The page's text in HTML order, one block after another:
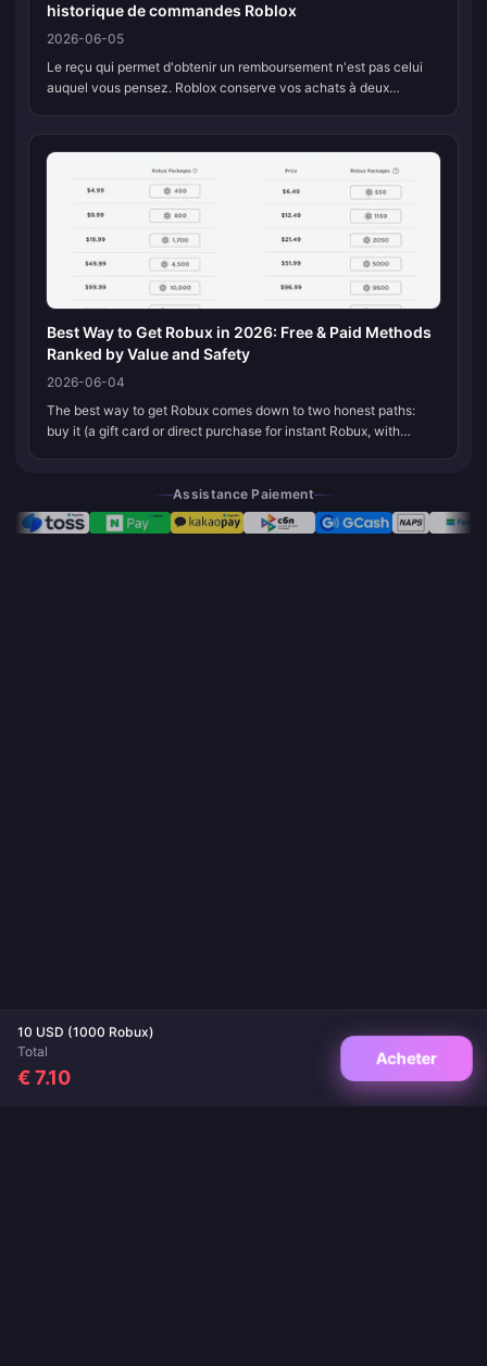
10 USD (1000 Robux)
Total
€ 7.10
Acheter
historique de commandes Roblox
2026-06-05
Le reçu qui permet d'obtenir un remboursement n'est pas celui
auquel vous pensez. Roblox conserve vos achats à deux
Best Way to Get Robux in 2026: Free & Paid Methods
Ranked by Value and Safety
2026-06-04
The best way to get Robux comes down to two honest paths:
buy it (a gift card or direct purchase for instant Robux, with
Assistance Paiement